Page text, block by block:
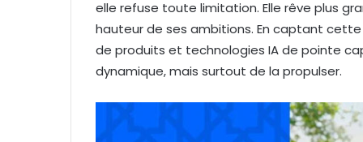
elle refuse toute limitation. Elle rêve plus
hauteur de ses ambitions. En captant
de produits et technologies IA de pointe
dynamique, mais surtout de la propulser.